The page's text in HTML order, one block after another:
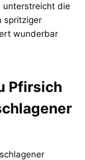
unterstreicht die
spritziger
wunderbar
Pfirsich